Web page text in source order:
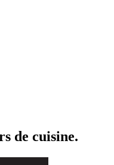
de cuisine.